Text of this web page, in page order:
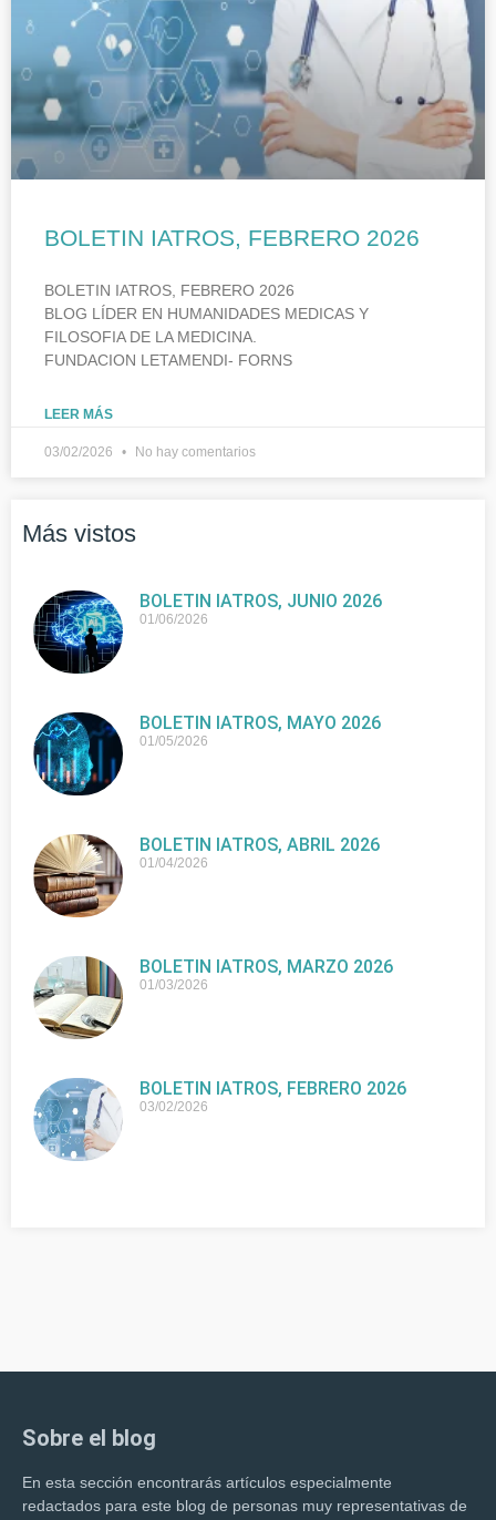
BOLETIN IATROS, FEBRERO 2026
BOLETIN IATROS, FEBRERO 2026
BLOG LÍDER EN HUMANIDADES MEDICAS Y
FILOSOFIA DE LA MEDICINA.
FUNDACION LETAMENDI- FORNS
LEER MÁS
03/02/2026 No hay comentarios
Más vistos
BOLETIN IATROS, JUNIO 2026
01/06/2026
BOLETIN IATROS, MAYO 2026
01/05/2026
BOLETIN IATROS, ABRIL 2026
01/04/2026
BOLETIN IATROS, MARZO 2026
01/03/2026
BOLETIN IATROS, FEBRERO 2026
03/02/2026
Sobre el blog
En esta sección encontrarás artículos especialmente
redactados para este blog de personas muy representativas de